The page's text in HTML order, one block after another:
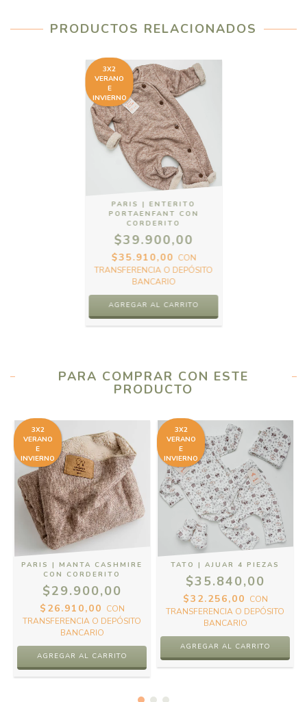
PRODUCTOS RELACIONADOS
3X2
VERANO
E
INVIERNO
PARIS | ENTERITO
PORTAENFANT CON
CORDERITO
$39.900,00
$35.910,00 CON
TRANSFERENCIA O DEPÓSITO
BANCARIO
AGREGAR AL CARRITO
PARA COMPRAR CON ESTE
PRODUCTO
3X2
VERANO
E
INVIERNO
PARIS | MANTA CASHMIRE
CON CORDERITO
$29.900,00
$26.910,00 CON
TRANSFERENCIA O DEPÓSITO
BANCARIO
3X2
VERANO
E
INVIERNO
TATO | AJUAR 4 PIEZAS
$35.840,00
$32.256,00 CON
TRANSFERENCIA O DEPÓSITO
BANCARIO